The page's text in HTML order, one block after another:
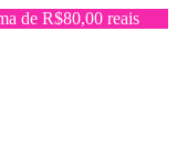
de R$80,00 reais